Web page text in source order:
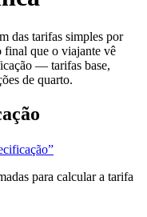
das tarifas simples por
final que o viajante vê
— tarifas base,
de quarto.
para calcular a tarifa